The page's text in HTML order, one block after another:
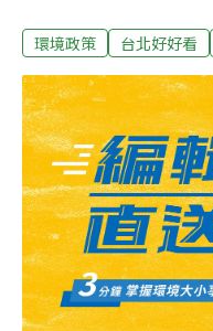
發民怨，議員批評，市
看」，只要建商綠美化
獎勵綠地，面積總共有
值高達40億1千多萬，
個月，期限到了，沒維
園，11月才到期，卻變
可是美輪美奐，超整潔
走樣。人選上了，花博
議員要求市府政策不能
落實。
環境政策 台北好好看